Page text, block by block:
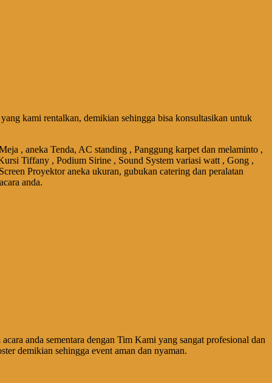
kami rentalkan, demikian sehingga bisa konsultasikan untuk
, aneka Tenda, AC standing , Panggung karpet dan melaminto ,
Tiffany , Podium Sirine , Sound System variasi watt , Gong ,
Proyektor aneka ukuran, gubukan catering dan peralatan
anda.
anda sementara dengan Tim Kami yang sangat profesional dan
demikian sehingga event aman dan nyaman.